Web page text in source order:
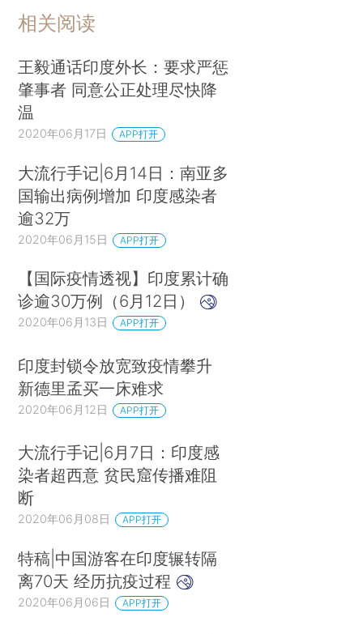
Vaishnav，2015）全面回顾了关于印度腐败的研
但另一方面，印度政府在成功完成复杂任务和
大规模行动方面有着出色的表现。它多次举行亿万
选民参与的选举——在2019年大选中有近9亿选民
它扩展了大型项目，例如统一身份认证系统
（Aadhaar），这是世界上最大的生物识别项目
（在启动后的7年内，已有10亿人注册）。最近，
心勃勃的税收改革之一。印度在合同执行能力方面
的排名较低，但其凶杀率已从1990年的每10万人
5.1下降至2016年的3.2（UNODC，2019）。
本文的第1部分阐述了印度政府的表现，着重
论述它在有效履行一些困难职能的同时又极不胜任
其他职能的矛盾现象。本文认为印度政府在某些情
方面的表现要好于在微观经济结果方面的表现；在
公共服务提供有内置退出机制且不定期时，表现要
好于公共服务提供和问责常规化且更依赖地方政府
观影响较小的物品和服务上，表现要好于这些规范
和价值可发挥灵活影响的领域。
相关阅读
王毅通话印度外长：要求严惩
肇事者 同意公正处理尽快降
温
2020年06月17日 APP打开
大流行手记|6月14日：南亚多
国输出病例增加 印度感染者
逾32万
2020年06月15日 APP打开
【国际疫情透视】印度累计确
诊逾30万例（6月12日）
2020年06月13日 APP打开
印度封锁令放宽致疫情攀升
新德里孟买一床难求
2020年06月12日 APP打开
大流行手记|6月7日：印度感
染者超西意 贫民窟传播难阻
断
2020年06月08日 APP打开
特稿|中国游客在印度辗转隔
离70天 经历抗疫过程
2020年06月06日 APP打开